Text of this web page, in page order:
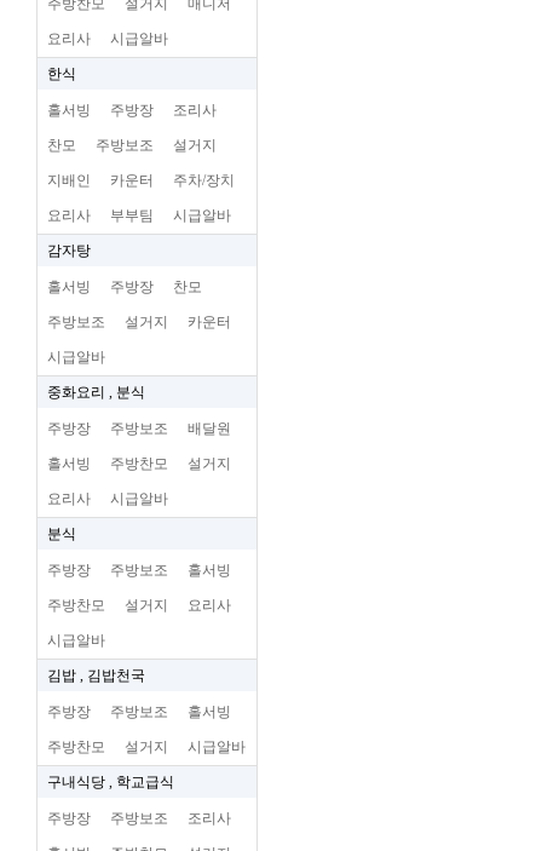
주방찬모 설거지 매니저
요리사 시급알바
한식
홀서빙 주방장 조리사
찬모 주방보조 설거지
지배인 카운터 주차/장치
요리사 부부팀 시급알바
감자탕
홀서빙 주방장 찬모
주방보조 설거지 카운터
시급알바
중화요리 , 분식
주방장 주방보조 배달원
홀서빙 주방찬모 설거지
요리사 시급알바
분식
주방장 주방보조 홀서빙
주방찬모 설거지 요리사
시급알바
김밥 , 김밥천국
주방장 주방보조 홀서빙
주방찬모 설거지 시급알바
구내식당 , 학교급식
주방장 주방보조 조리사